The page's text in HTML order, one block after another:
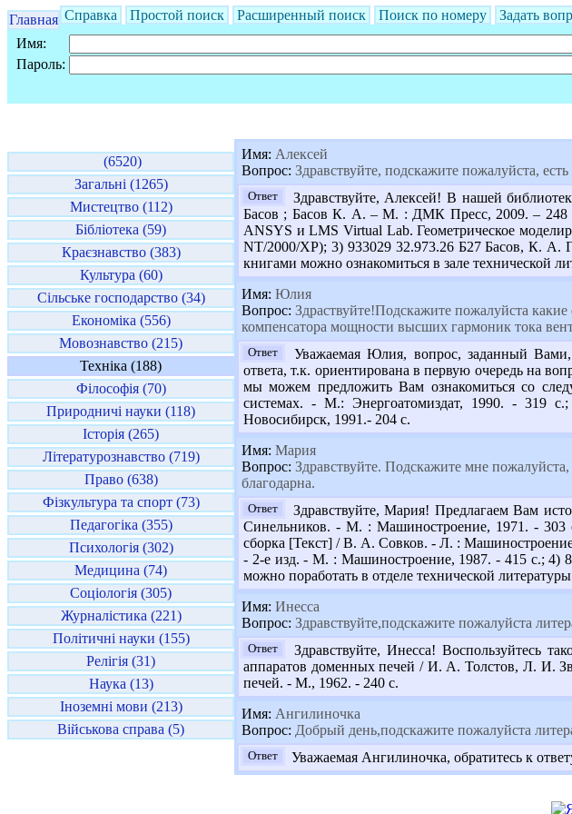
Главная Справка Простой поиск Расширенный поиск Поиск по номеру Задать
Имя:
Пароль:
(6520)
Загальні (1265)
Мистецтво (112)
Бібліотека (59)
Краєзнавство (383)
Культура (60)
Сільське господарство (34)
Економіка (556)
Мовознавство (215)
Техніка (188)
Філософія (70)
Природничі науки (118)
Історія (265)
Літературознавство (719)
Право (638)
Фізкультура та спорт (73)
Педагогіка (355)
Психологія (302)
Медицина (74)
Соціологія (305)
Журналістика (221)
Політичні науки (155)
Релігія (31)
Наука (13)
Іноземні мови (213)
Військова справа (5)
Имя: Алексей
Вопрос: Здравствуйте, подскажите пожалуйста,
Ответ
Здравствуйте, Алексей! В нашей
Басов ; Басов К. А. – М. : ДМК Пресс, 2009. – 248
ANSYS и LMS Virtual Lab. Геометрическое
NT/2000/XP); 3) 933029 32.973.26 Б27 Басов, К.
книгами можно ознакомиться в зале технической
Имя: Юлия
Вопрос: Здраствуйте!Подскажите пожалуйста
компенсатора мощности высших гармоник тока
Ответ
Уважаемая Юлия, вопрос, заданный
ответа, т.к. ориентирована в первую очередь на
мы можем предложить Вам ознакомиться со
системах. - М.: Энергоатомиздат, 1990. - 319
Новосибирск, 1991.- 204 с.
Имя: Мария
Вопрос: Здравствуйте. Подскажите мне
благодарна.
Ответ
Здравствуйте, Мария! Предлагаем Вам
Синельников. - М. : Машиностроение, 1971. - 303
сборка [Текст] / В. А. Совков. - Л. :
- 2-е изд. - М. : Машиностроение, 1987. - 415 с.; 4)
можно поработать в отделе технической
Имя: Инесса
Вопрос: Здравствуйте,подскажите пожалуйста
Ответ
Здравствуйте, Инесса! Воспользуйтесь
аппаратов доменных печей / И. А. Толстов, Л. И.
печей. - М., 1962. - 240 с.
Имя: Ангилиночка
Вопрос: Добрый день,подскажите пожалуйста
Ответ
Уважаемая Ангилиночка, обратитесь к